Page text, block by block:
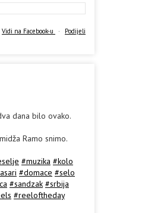
Vidi na Facebook-u · Podijeli
dana bilo ovako.
Ramo snimo.
#muzika #kolo
#domace #selo
#sandzak #srbija
#reeloftheday